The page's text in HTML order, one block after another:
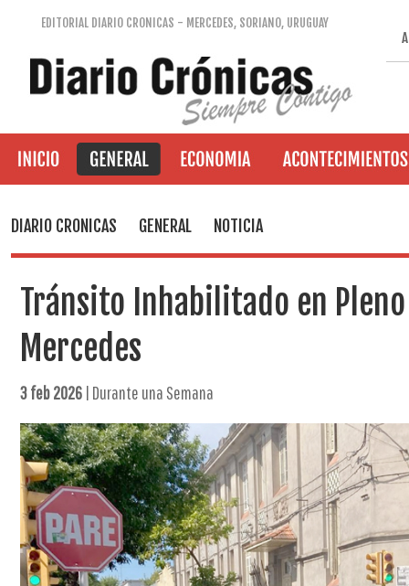
EDITORIAL DIARIO CRONICAS - MERCEDES, SORIANO, URUGUAY
DIARIO CRONICAS GENERAL NOTICIA
Tránsito Inhabilitado en
Mercedes
3 feb 2026 | Durante una Semana